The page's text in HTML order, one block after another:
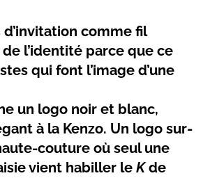
d’invitation comme fil
l’identité parce que ce
qui font l’image d’une
un logo noir et blanc,
à la Kenzo. Un logo sur-
couture où seul une
vient habiller le Kde